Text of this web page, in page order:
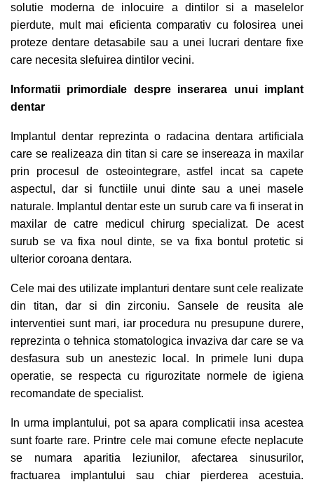
solutie moderna de inlocuire a dintilor si a maselelor
pierdute, mult mai eficienta comparativ cu folosirea unei
proteze dentare detasabile sau a unei lucrari dentare fixe
care necesita slefuirea dintilor vecini.
Informatii primordiale despre inserarea unui implant
dentar
Implantul dentar reprezinta o radacina dentara artificiala
care se realizeaza din titan si care se insereaza in maxilar
prin procesul de osteointegrare, astfel incat sa capete
aspectul, dar si functiile unui dinte sau a unei masele
naturale. Implantul dentar este un surub care va fi inserat in
maxilar de catre medicul chirurg specializat. De acest
surub se va fixa noul dinte, se va fixa bontul protetic si
ulterior coroana dentara.
Cele mai des utilizate implanturi dentare sunt cele realizate
din titan, dar si din zirconiu. Sansele de reusita ale
interventiei sunt mari, iar procedura nu presupune durere,
reprezinta o tehnica stomatologica invaziva dar care se va
desfasura sub un anestezic local. In primele luni dupa
operatie, se respecta cu rigurozitate normele de igiena
recomandate de specialist.
In urma implantului, pot sa apara complicatii insa acestea
sunt foarte rare. Printre cele mai comune efecte neplacute
se numara aparitia leziunilor, afectarea sinusurilor,
fractuarea implantului sau chiar pierderea acestuia.